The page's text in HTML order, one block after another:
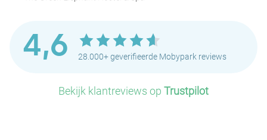
4,6 28.000+ geverifieerde Mobypark reviews
Bekijk klantreviews op Trustpilot